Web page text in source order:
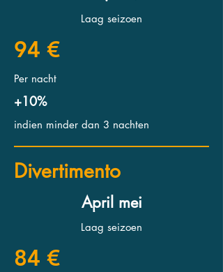
Laag seizoen
94 €
Per nacht
+10%
indien minder dan 3 nachten
Divertimento
April mei
Laag seizoen
84 €